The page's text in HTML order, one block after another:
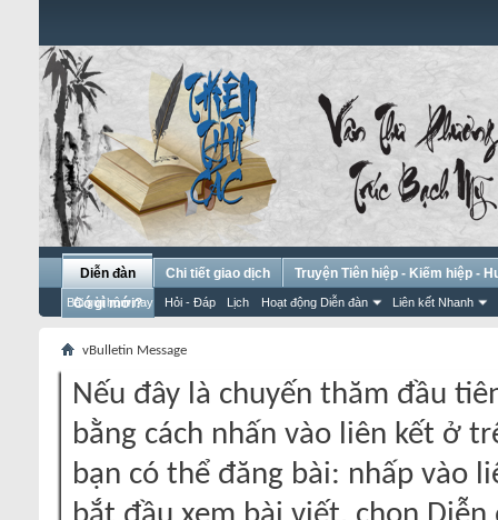
Diễn đàn
Bài gửi hôm nay Hỏi - Đáp Lịch Hoạt động Diễn đàn Liên kết Nhanh
Chi tiết giao dịch
Truyện Tiên hiệp - Kiếm hiệp -
Có gì mới?
vBulletin Message
Nếu đây là chuyến thăm đầu
bằng cách nhấn vào liên kết ở
bạn có thể đăng bài: nhấp vào